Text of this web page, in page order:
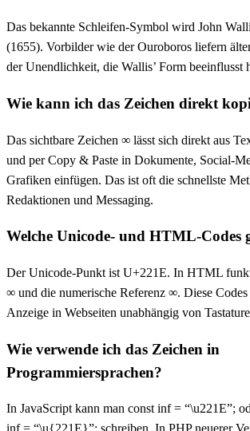
Das bekannte Schleifen-Symbol wird John
(1655). Vorbilder wie der Ouroboros liefern
der Unendlichkeit, die Wallis’ Form beeinflusst
Wie kann ich das Zeichen direkt
Das sichtbare Zeichen ∞ lässt sich direkt aus
und per Copy & Paste in Dokumente,
Grafiken einfügen. Das ist oft die schnellste
Redaktionen und Messaging.
Welche Unicode- und HTML-Codes
Der Unicode-Punkt ist U+221E. In HTML
∞ und die numerische Referenz ∞. Diese
Anzeige in Webseiten unabhängig von
Wie verwende ich das Zeichen in
Programmiersprachen?
In JavaScript kann man const inf = “\u221E”;